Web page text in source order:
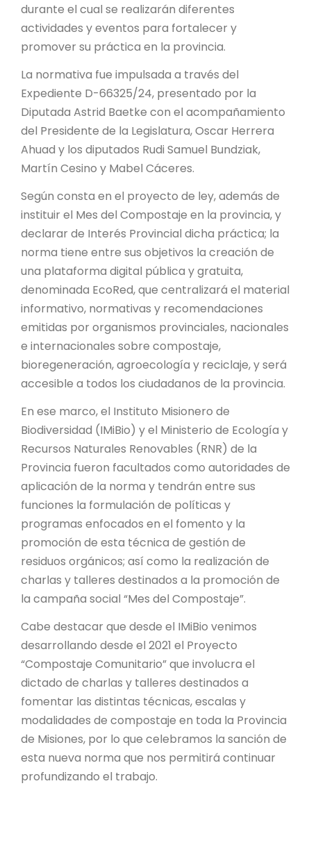
REPOSITORIO
CONTACTO
durante el cual se realizarán diferentes
actividades y eventos para fortalecer y
promover su práctica en la provincia.
La normativa fue impulsada a través del
Expediente D-66325/24, presentado por la
Diputada Astrid Baetke con el acompañamiento
del Presidente de la Legislatura, Oscar Herrera
Ahuad y los diputados Rudi Samuel Bundziak,
Martín Cesino y Mabel Cáceres.
Según consta en el proyecto de ley, además de
instituir el Mes del Compostaje en la provincia, y
declarar de Interés Provincial dicha práctica; la
norma tiene entre sus objetivos la creación de
una plataforma digital pública y gratuita,
denominada EcoRed, que centralizará el material
informativo, normativas y recomendaciones
emitidas por organismos provinciales, nacionales
e internacionales sobre compostaje,
bioregeneración, agroecología y reciclaje, y será
accesible a todos los ciudadanos de la provincia.
En ese marco, el Instituto Misionero de
Biodiversidad (IMiBio) y el Ministerio de Ecología y
Recursos Naturales Renovables (RNR) de la
Provincia fueron facultados como autoridades de
aplicación de la norma y tendrán entre sus
funciones la formulación de políticas y
programas enfocados en el fomento y la
promoción de esta técnica de gestión de
residuos orgánicos; así como la realización de
charlas y talleres destinados a la promoción de
la campaña social “Mes del Compostaje”.
Cabe destacar que desde el IMiBio venimos
desarrollando desde el 2021 el Proyecto
“Compostaje Comunitario” que involucra el
dictado de charlas y talleres destinados a
fomentar las distintas técnicas, escalas y
modalidades de compostaje en toda la Provincia
de Misiones, por lo que celebramos la sanción de
esta nueva norma que nos permitirá continuar
profundizando el trabajo.